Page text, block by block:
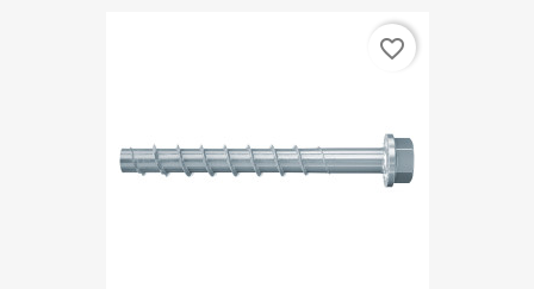
favorite_border